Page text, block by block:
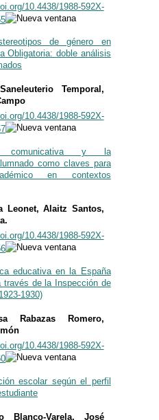
10.4438/1988-592X-
de género en
Obligatoria: doble análisis
Temporal,
10.4438/1988-592X-
comunicativa y la
como claves para
en contextos
Leonet, Alaitz Santos,
10.4438/1988-592X-
educativa en la España
través de la Inspección de
1930)
Rabazas Romero,
10.4438/1988-592X-
escolar según el perfil
Blanco-Varela, José